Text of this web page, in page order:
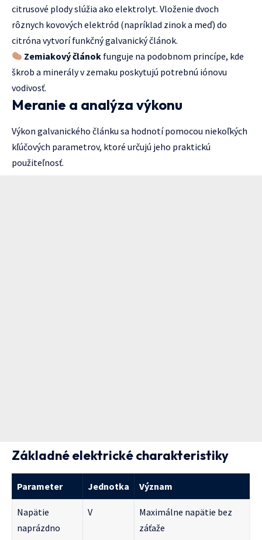
citrusové plody slúžia ako elektrolyt. Vloženie dvoch
rôznych kovových elektród (napríklad zinok a meď) do
citróna vytvorí funkčný galvanický článok.
Zemiakový článok funguje na podobnom princípe, kde
škrob a minerály v zemaku poskytujú potrebnú iónovu
vodivosť.
Meranie a analýza výkonu
Výkon galvanického článku sa hodnotí pomocou niekoľkých
kľúčových parametrov, ktoré určujú jeho praktickú
použiteľnosť.
Základné elektrické charakteristiky
Parameter Jednotka Význam
Napätie
naprázdno
V
Maximálne napätie bez
záťaže